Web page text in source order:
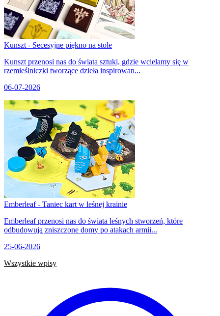
Kunszt - Secesyjne piękno na stole
Kunszt przenosi nas do świata sztuki, gdzie wcielamy się w
rzemieślniczki tworzące dzieła inspirowan...
06-07-2026
Emberleaf - Taniec kart w leśnej krainie
Emberleaf przenosi nas do świata leśnych stworzeń, które
odbudowują zniszczone domy po atakach armii...
25-06-2026
Wszystkie wpisy